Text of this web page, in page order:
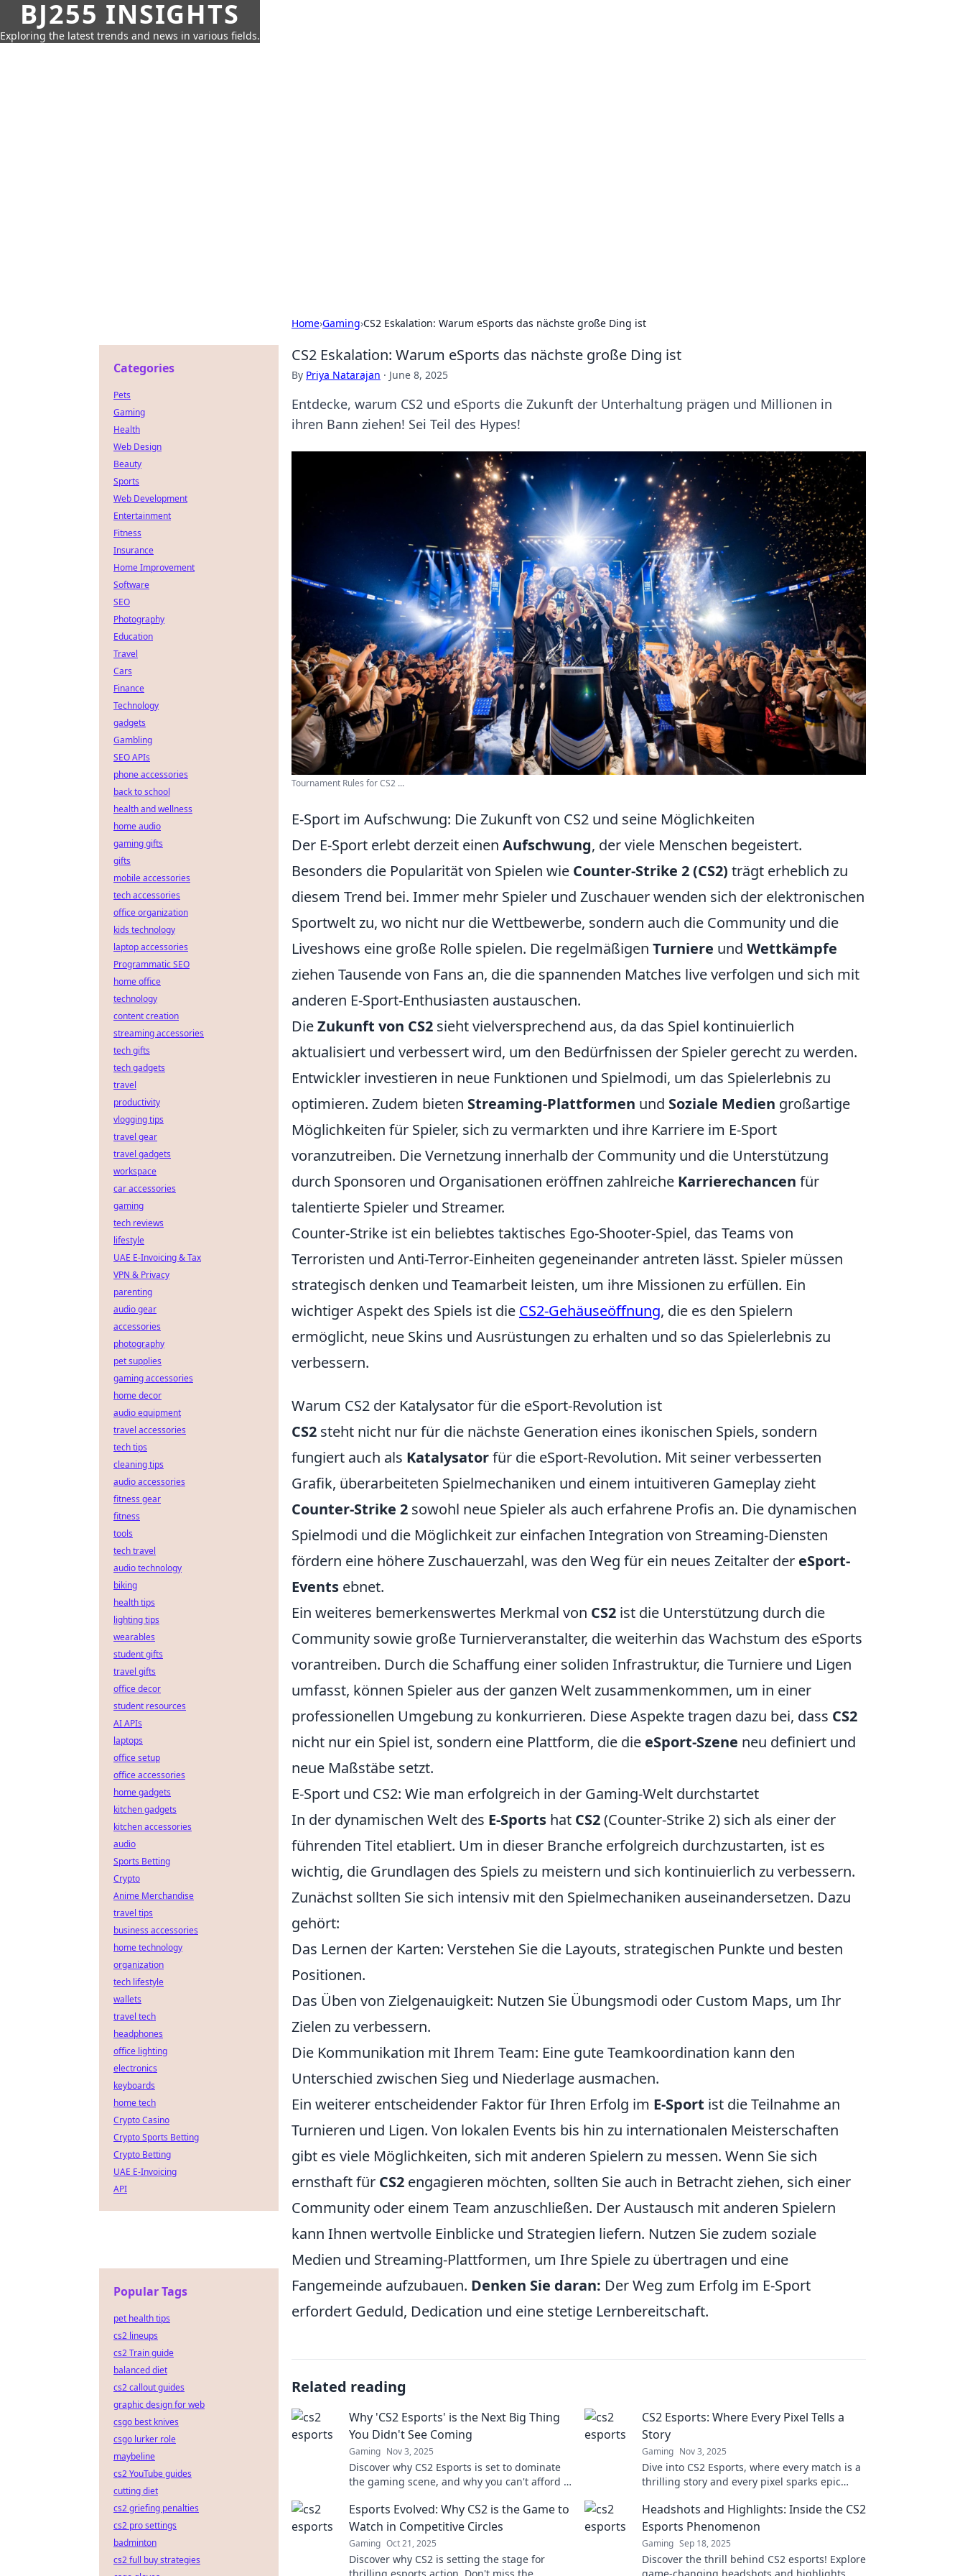
BJ255 INSIGHTS
Exploring the latest trends and news in various fields.
Home›Gaming›CS2 Eskalation: Warum eSports das nächste große Ding ist
CS2 Eskalation: Warum eSports das nächste große Ding ist
By Priya Natarajan · June 8, 2025
Entdecke, warum CS2 und eSports die Zukunft der Unterhaltung prägen und Millionen in
ihren Bann ziehen! Sei Teil des Hypes!
Tournament Rules for CS2 ...
E-Sport im Aufschwung: Die Zukunft von CS2 und seine Möglichkeiten
Der E-Sport erlebt derzeit einen Aufschwung, der viele Menschen begeistert.
Besonders die Popularität von Spielen wie Counter-Strike 2 (CS2) trägt erheblich zu
diesem Trend bei. Immer mehr Spieler und Zuschauer wenden sich der elektronischen
Sportwelt zu, wo nicht nur die Wettbewerbe, sondern auch die Community und die
Liveshows eine große Rolle spielen. Die regelmäßigen Turniere und Wettkämpfe
ziehen Tausende von Fans an, die die spannenden Matches live verfolgen und sich mit
anderen E-Sport-Enthusiasten austauschen.
DieZukunft von CS2 sieht vielversprechend aus, da das Spiel kontinuierlich
aktualisiert und verbessert wird, um den Bedürfnissen der Spieler gerecht zu werden.
Entwickler investieren in neue Funktionen und Spielmodi, um das Spielerlebnis zu
optimieren. Zudem bieten Streaming-Plattformen und Soziale Medien großartige
Möglichkeiten für Spieler, sich zu vermarkten und ihre Karriere im E-Sport
voranzutreiben. Die Vernetzung innerhalb der Community und die Unterstützung
durch Sponsoren und Organisationen eröffnen zahlreiche Karrierechancen für
talentierte Spieler und Streamer.
Counter-Strike ist ein beliebtes taktisches Ego-Shooter-Spiel, das Teams von
Terroristen und Anti-Terror-Einheiten gegeneinander antreten lässt. Spieler müssen
strategisch denken und Teamarbeit leisten, um ihre Missionen zu erfüllen. Ein
wichtiger Aspekt des Spiels ist die CS2-Gehäuseöffnung, die es den Spielern
ermöglicht, neue Skins und Ausrüstungen zu erhalten und so das Spielerlebnis zu
verbessern.
Warum CS2 der Katalysator für die eSport-Revolution ist
CS2 steht nicht nur für die nächste Generation eines ikonischen Spiels, sondern
fungiert auch als Katalysatorfür die eSport-Revolution. Mit seiner verbesserten
Grafik, überarbeiteten Spielmechaniken und einem intuitiveren Gameplay zieht
Counter-Strike 2 sowohl neue Spieler als auch erfahrene Profis an. Die dynamischen
Spielmodi und die Möglichkeit zur einfachen Integration von Streaming-Diensten
fördern eine höhere Zuschauerzahl, was den Weg für ein neues Zeitalter der eSport-
Events ebnet.
Ein weiteres bemerkenswertes Merkmal von CS2 ist die Unterstützung durch die
Community sowie große Turnierveranstalter, die weiterhin das Wachstum des eSports
vorantreiben. Durch die Schaffung einer soliden Infrastruktur, die Turniere und Ligen
umfasst, können Spieler aus der ganzen Welt zusammenkommen, um in einer
professionellen Umgebung zu konkurrieren. Diese Aspekte tragen dazu bei, dass CS2
nicht nur ein Spiel ist, sondern eine Plattform, die die eSport-Szene neu definiert und
neue Maßstäbe setzt.
E-Sport und CS2: Wie man erfolgreich in der Gaming-Welt durchstartet
In der dynamischen Welt des E-Sports hat CS2(Counter-Strike 2) sich als einer der
führenden Titel etabliert. Um in dieser Branche erfolgreich durchzustarten, ist es
wichtig, die Grundlagen des Spiels zu meistern und sich kontinuierlich zu verbessern.
Zunächst sollten Sie sich intensiv mit den Spielmechaniken auseinandersetzen. Dazu
gehört:
Das Lernen der Karten: Verstehen Sie die Layouts, strategischen Punkte und besten
Positionen.
Das Üben von Zielgenauigkeit: Nutzen Sie Übungsmodi oder Custom Maps, um Ihr
Zielen zu verbessern.
Die Kommunikation mit Ihrem Team: Eine gute Teamkoordination kann den
Unterschied zwischen Sieg und Niederlage ausmachen.
Ein weiterer entscheidender Faktor für Ihren Erfolg im E-Sport ist die Teilnahme an
Turnieren und Ligen. Von lokalen Events bis hin zu internationalen Meisterschaften
gibt es viele Möglichkeiten, sich mit anderen Spielern zu messen. Wenn Sie sich
ernsthaft für CS2 engagieren möchten, sollten Sie auch in Betracht ziehen, sich einer
Community oder einem Team anzuschließen. Der Austausch mit anderen Spielern
kann Ihnen wertvolle Einblicke und Strategien liefern. Nutzen Sie zudem soziale
Medien und Streaming-Plattformen, um Ihre Spiele zu übertragen und eine
Fangemeinde aufzubauen. Denken Sie daran: Der Weg zum Erfolg im E-Sport
erfordert Geduld, Dedication und eine stetige Lernbereitschaft.
Related reading
Why 'CS2 Esports' is the Next Big Thing
You Didn't See Coming
Gaming Nov 3, 2025
Discover why CS2 Esports is set to dominate
the gaming scene, and why you can't afford to
CS2 Esports: Where Every Pixel Tells a
Story
Gaming Nov 3, 2025
Dive into CS2 Esports, where every match is a
thrilling story and every pixel sparks epic
Esports Evolved: Why CS2 is the Game to
Watch in Competitive Circles
Gaming Oct 21, 2025
Discover why CS2 is setting the stage for
Headshots and Highlights: Inside the CS2
Esports Phenomenon
Gaming Sep 18, 2025
Discover the thrill behind CS2 esports! Explore
Categories
Pets
Gaming
Health
Web Design
Beauty
Sports
Web Development
Entertainment
Fitness
Insurance
Home Improvement
Software
SEO
Photography
Education
Travel
Cars
Finance
Technology
gadgets
Gambling
SEO APIs
phone accessories
back to school
health and wellness
home audio
gaming gifts
gifts
mobile accessories
tech accessories
office organization
kids technology
laptop accessories
Programmatic SEO
home office
technology
content creation
streaming accessories
tech gifts
tech gadgets
travel
productivity
vlogging tips
travel gear
travel gadgets
workspace
car accessories
gaming
tech reviews
lifestyle
UAE E-Invoicing & Tax
VPN & Privacy
parenting
audio gear
accessories
photography
pet supplies
gaming accessories
home decor
audio equipment
travel accessories
tech tips
cleaning tips
audio accessories
fitness gear
fitness
tools
tech travel
audio technology
biking
health tips
lighting tips
wearables
student gifts
travel gifts
office decor
student resources
AI APIs
laptops
office setup
office accessories
home gadgets
kitchen gadgets
kitchen accessories
audio
Sports Betting
Crypto
Anime Merchandise
travel tips
business accessories
home technology
organization
tech lifestyle
wallets
travel tech
headphones
office lighting
electronics
keyboards
home tech
Crypto Casino
Crypto Sports Betting
Crypto Betting
UAE E-Invoicing
API
Popular Tags
pet health tips
cs2 lineups
cs2 Train guide
balanced diet
cs2 callout guides
graphic design for web
csgo best knives
csgo lurker role
maybeline
cs2 YouTube guides
cutting diet
cs2 griefing penalties
cs2 pro settings
badminton
cs2 full buy strategies